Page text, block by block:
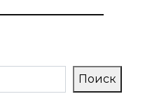
Поиск